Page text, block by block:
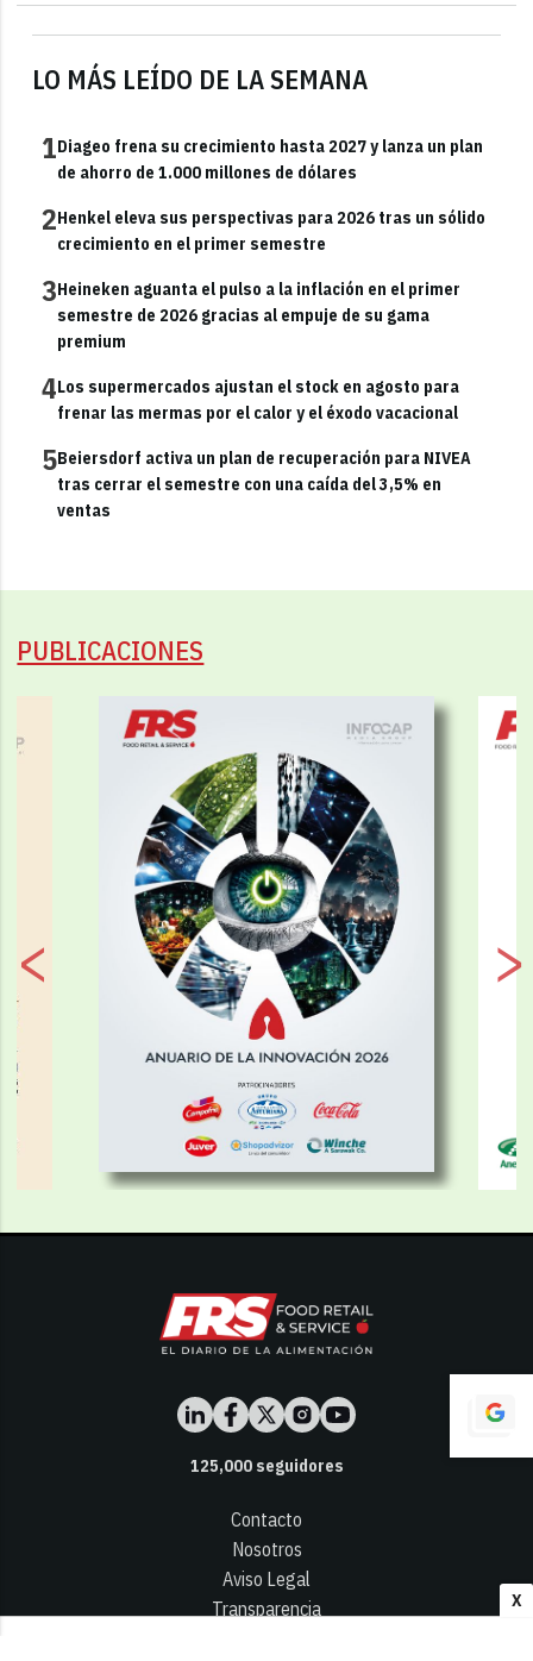
X
LO MÁS LEÍDO DE LA SEMANA
1Diageo frena su crecimiento hasta 2027 y lanza un plan
de ahorro de 1.000 millones de dólares
2Henkel eleva sus perspectivas para 2026 tras un sólido
crecimiento en el primer semestre
3Heineken aguanta el pulso a la inflación en el primer
semestre de 2026 gracias al empuje de su gama
premium
4Los supermercados ajustan el stock en agosto para
frenar las mermas por el calor y el éxodo vacacional
5Beiersdorf activa un plan de recuperación para NIVEA
tras cerrar el semestre con una caída del 3,5% en
ventas
PUBLICACIONES
125,000seguidores
Contacto
Nosotros
Aviso Legal
Transparencia